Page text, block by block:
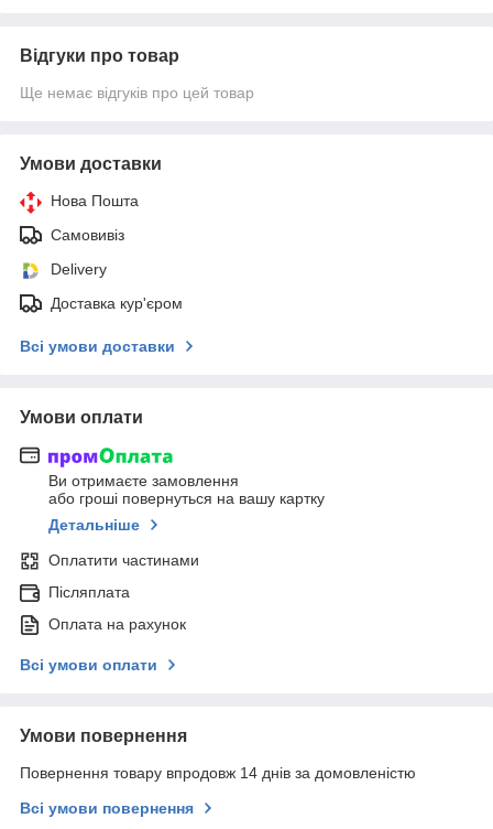
Відгуки про товар
Ще немає відгуків про цей товар
Умови доставки
Нова Пошта
Самовивіз
Delivery
Доставка кур'єром
Всі умови доставки
Умови оплати
Ви отримаєте замовлення
або гроші повернуться на вашу картку
Детальніше
Оплатити частинами
Післяплата
Оплата на рахунок
Всі умови оплати
Умови повернення
Повернення товару впродовж 14 днів за домовленістю
Всі умови повернення